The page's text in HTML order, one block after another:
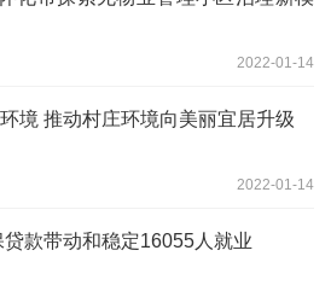
2022-01-14
境 推动村庄环境向美丽宜居升级
2022-01-14
款带动和稳定16055人就业